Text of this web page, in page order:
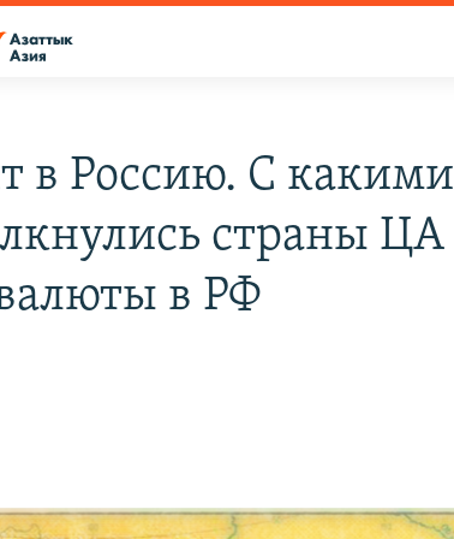
в Россию. С какими
страны ЦА
в РФ